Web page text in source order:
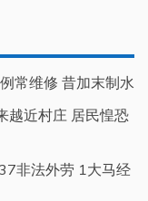
常维修 昔加末制水
越近村庄 居民惶恐
非法外劳 1大马经